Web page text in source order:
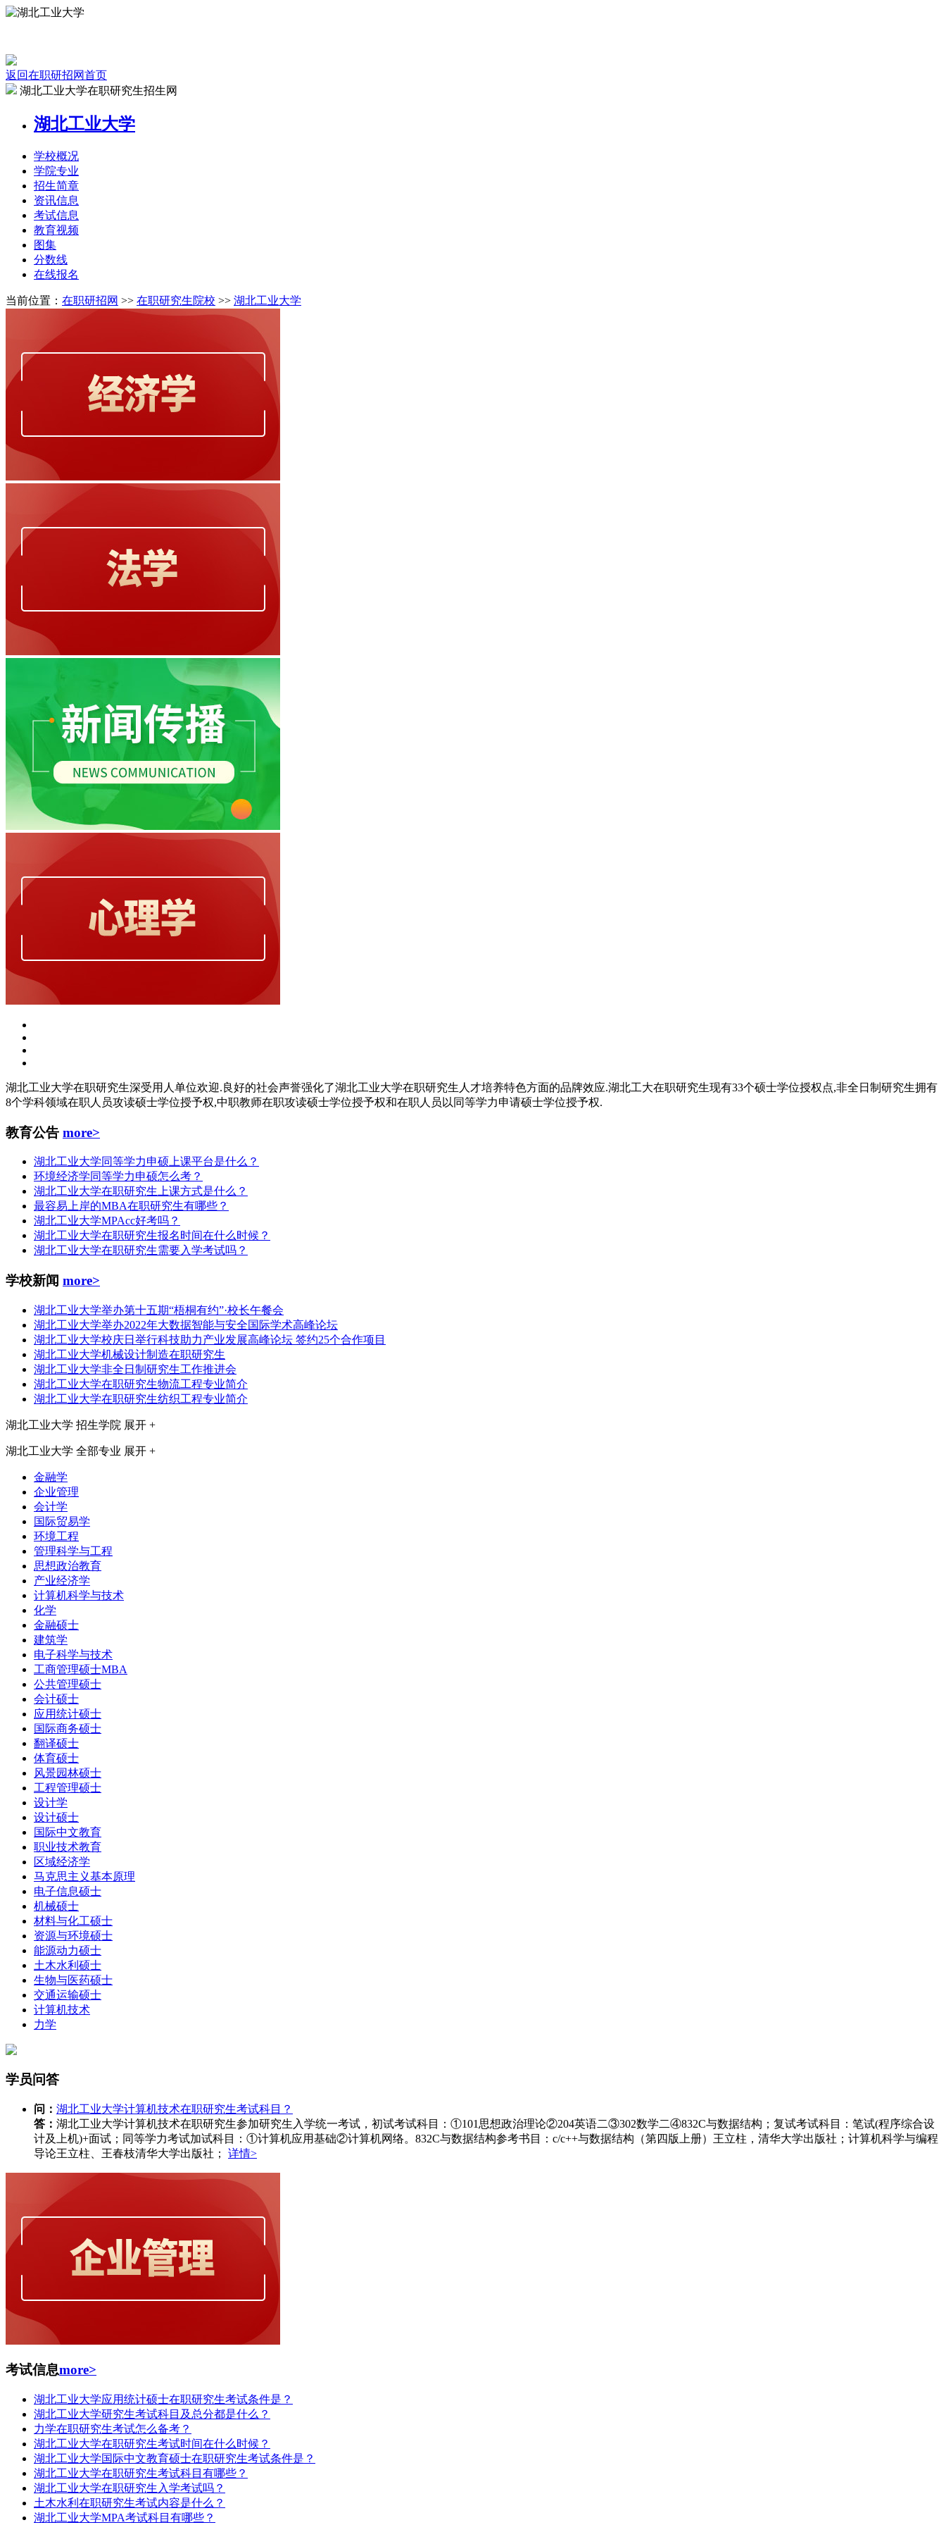
返回在职研招网首页
湖北工业大学在职研究生招生网
湖北工业大学
学校概况
学院专业
招生简章
资讯信息
考试信息
教育视频
图集
分数线
在线报名
当前位置： 在职研招网 >> 在职研究生院校 >> 湖北工业大学
湖北工业大学在职研究生深受用人单位欢迎.良好的社会声誉强化了湖北工业大学在职研究生人才培养特色方面的品牌效应.湖北工大在职研究生现有33个硕士学位授权点,非全日制研究生拥有
8个学科领域在职人员攻读硕士学位授予权,中职教师在职攻读硕士学位授予权和在职人员以同等学力申请硕士学位授予权.
教育公告 more>
湖北工业大学同等学力申硕上课平台是什么？
环境经济学同等学力申硕怎么考？
湖北工业大学在职研究生上课方式是什么？
最容易上岸的MBA在职研究生有哪些？
湖北工业大学MPAcc好考吗？
湖北工业大学在职研究生报名时间在什么时候？
湖北工业大学在职研究生需要入学考试吗？
学校新闻 more>
湖北工业大学举办第十五期“梧桐有约”·校长午餐会
湖北工业大学举办2022年大数据智能与安全国际学术高峰论坛
湖北工业大学校庆日举行科技助力产业发展高峰论坛 签约25个合作项目
湖北工业大学机械设计制造在职研究生
湖北工业大学非全日制研究生工作推进会
湖北工业大学在职研究生物流工程专业简介
湖北工业大学在职研究生纺织工程专业简介
湖北工业大学 招生学院 展开 +
湖北工业大学 全部专业 展开 +
金融学
企业管理
会计学
国际贸易学
环境工程
管理科学与工程
思想政治教育
产业经济学
计算机科学与技术
化学
金融硕士
建筑学
电子科学与技术
工商管理硕士MBA
公共管理硕士
会计硕士
应用统计硕士
国际商务硕士
翻译硕士
体育硕士
风景园林硕士
工程管理硕士
设计学
设计硕士
国际中文教育
职业技术教育
区域经济学
马克思主义基本原理
电子信息硕士
机械硕士
材料与化工硕士
资源与环境硕士
能源动力硕士
土木水利硕士
生物与医药硕士
交通运输硕士
计算机技术
力学
学员问答
问： 湖北工业大学计算机技术在职研究生考试科目？
答： 湖北工业大学计算机技术在职研究生参加研究生入学统一考试，初试考试科目：①101思想政治理论②204英语二③302数学二④832C与数据结构；复试考试科目：笔试(程序综合设
计及上机)+面试；同等学力考试加试科目：①计算机应用基础②计算机网络。832C与数据结构参考书目：c/c++与数据结构（第四版上册）王立柱，清华大学出版社；计算机科学与编程
导论王立柱、王春枝清华大学出版社； 详情>
考试信息more>
湖北工业大学应用统计硕士在职研究生考试条件是？
湖北工业大学研究生考试科目及总分都是什么？
力学在职研究生考试怎么备考？
湖北工业大学在职研究生考试时间在什么时候？
湖北工业大学国际中文教育硕士在职研究生考试条件是？
湖北工业大学在职研究生考试科目有哪些？
湖北工业大学在职研究生入学考试吗？
土木水利在职研究生考试内容是什么？
湖北工业大学MPA考试科目有哪些？